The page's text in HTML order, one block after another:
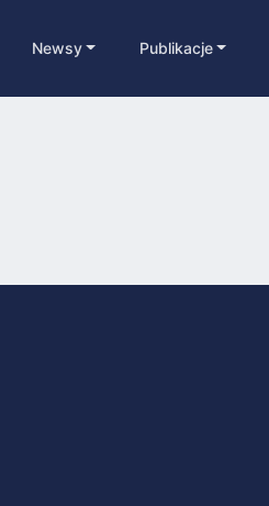
Newsy Publikacje